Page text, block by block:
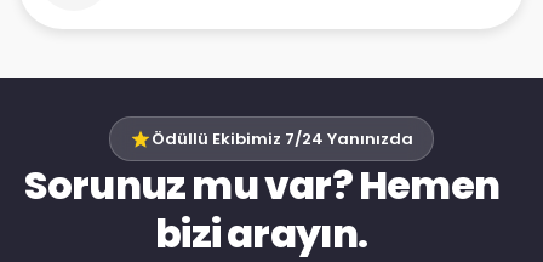
Ödüllü Ekibimiz 7/24 Yanınızda
Sorunuz mu var? Hemen
bizi arayın.